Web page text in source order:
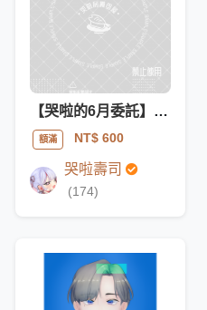
【哭啦的6月委託】簡單背景大頭
額滿 NT$ 600
哭啦壽司
(174)